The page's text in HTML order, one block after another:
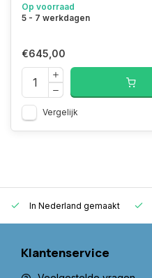
Op voorraad
5 - 7 werkdagen
€645,00
Vergelijk
In Nederland gemaakt
Klantenservice